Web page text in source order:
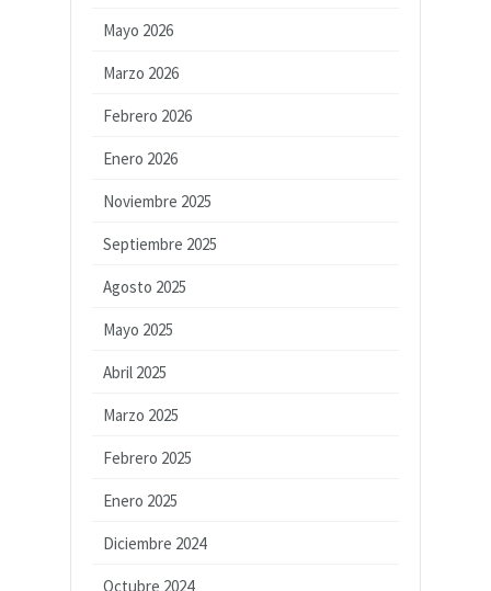
Mayo 2026
Marzo 2026
Febrero 2026
Enero 2026
Noviembre 2025
Septiembre 2025
Agosto 2025
Mayo 2025
Abril 2025
Marzo 2025
Febrero 2025
Enero 2025
Diciembre 2024
Octubre 2024